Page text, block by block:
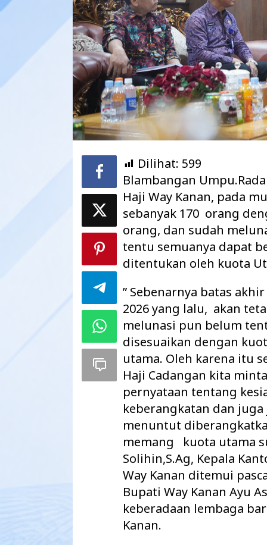
Dilihat: 599
Blambangan
Haji Way Kanan, pada
sebanyak 170 orang
orang, dan sudah
tentu semuanya dapat
ditentukan oleh kuota
” Sebenarnya batas
2026 yang lalu, akan
melunasi pun belum
disesuaikan dengan
utama. Oleh karena itu
Haji Cadangan kita
pernyataan tentang
keberangkatan dan
menuntut
memang kuota utama
Solihin,S.Ag, Kepala
Way Kanan ditemui
Bupati Way Kanan Ayu
keberadaan lembaga
Kanan.
Maharatu Soroti
hingga Pustu
Way Kanan…